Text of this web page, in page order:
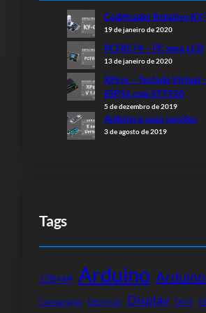
Codificador Rotativo
19 de janeiro de 2020
PCF8574 – I²C para LCD
13 de janeiro de 2020
XPsys – Teclado Virtual
ESP32 com ST7920
5 de dezembro de 2019
Arduino e suas versões
3 de agosto de 2019
Tags
128×64 Arduino
Comparação Descrição Display DOIT